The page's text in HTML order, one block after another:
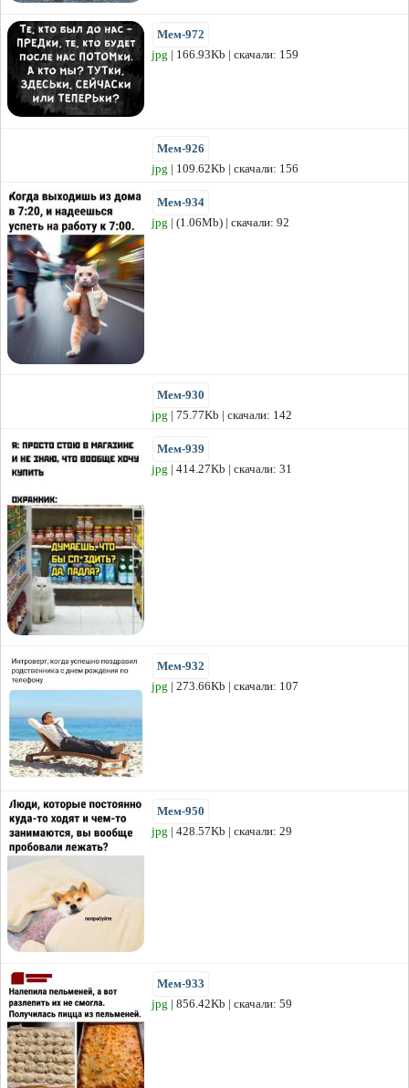
Мем-972
jpg | 166.93Kb | скачали: 159
Мем-926
jpg | 109.62Kb | скачали: 156
Мем-934
jpg | (1.06Mb) | скачали: 92
Мем-930
jpg | 75.77Kb | скачали: 142
Мем-939
jpg | 414.27Kb | скачали: 31
Мем-932
jpg | 273.66Kb | скачали: 107
Мем-950
jpg | 428.57Kb | скачали: 29
Мем-933
jpg | 856.42Kb | скачали: 59